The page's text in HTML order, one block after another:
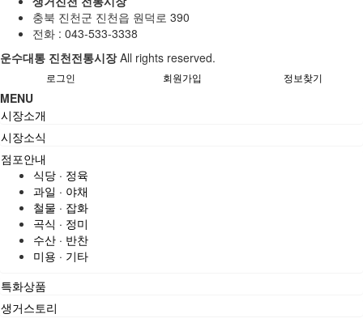
충북 진천군 진천읍 원덕로 390
전화 : 043-533-3338
운수대통 진천전통시장All rights reserved.
로그인 회원가입 정보찾기
MENU
시장소개
시장소식
점포안내
식당 · 정육
과일 · 야채
철물 · 잡화
곡식 · 정미
수산 · 반찬
미용 · 기타
특화상품
생거스토리